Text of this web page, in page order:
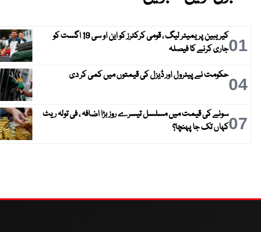
01
کیریبین پریمیئر لیگ ، قومی کرکٹرز کو این او سی 19 اگست کو
جاری کرنے کا فیصلہ
04حکومت نے پیٹرول اور ڈیزل کی قیمتوں میں کمی کر دی
07سونے کی قیمت میں مسلسل تیسرے روز بڑا اضافہ ، فی تولہ ریٹ
کہاں تک جا پہنچا؟